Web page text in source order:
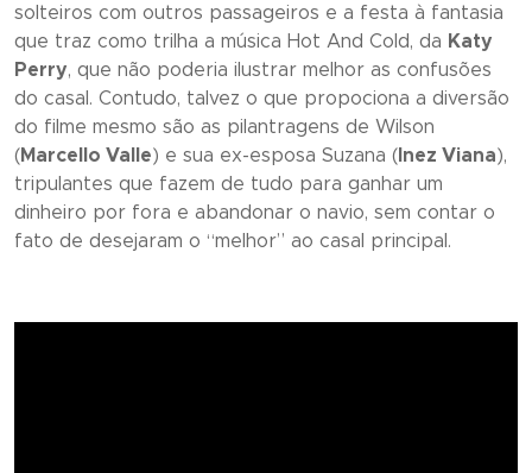
solteiros com outros passageiros e a festa à fantasia
que traz como trilha a música Hot And Cold, da Katy
Perry, que não poderia ilustrar melhor as confusões
do casal. Contudo, talvez o que propociona a diversão
do filme mesmo são as pilantragens de Wilson
(Marcello Valle) e sua ex-esposa Suzana ( Inez Viana),
tripulantes que fazem de tudo para ganhar um
dinheiro por fora e abandonar o navio, sem contar o
fato de desejaram o “melhor” ao casal principal.